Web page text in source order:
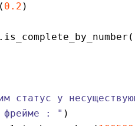
( 0.2 )
is_complete_by_number (
статус у
фрейме : " )